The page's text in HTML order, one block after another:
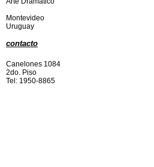
Montevideo
Uruguay
contacto
Canelones 1084
2do. Piso
Tel: 1950-8865